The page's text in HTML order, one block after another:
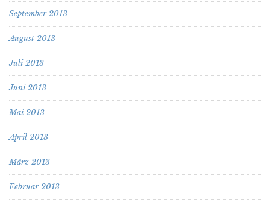
September 2013
August 2013
Juli 2013
Juni 2013
Mai 2013
April 2013
März 2013
Februar 2013